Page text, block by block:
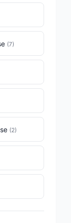
(7)
(2)